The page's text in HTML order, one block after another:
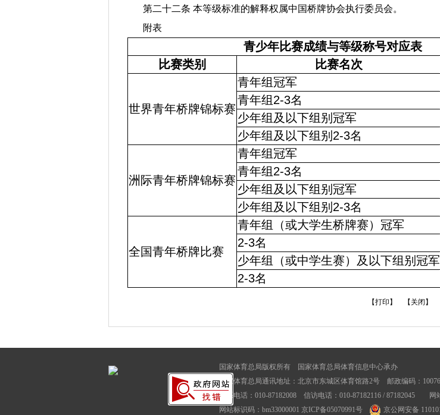
第二十二条 本等级标准的解释权属中国桥牌协会执行委员会。
附表
青少年比赛成绩与等级称号对应表
比赛类别
比赛名次
世界青年桥牌锦标赛
青年组冠军
青年组 2-3名
少年组及以下组别冠军
少年组及以下组别 2-3名
洲际青年桥牌锦标赛
青年组冠军
青年组 2-3名
少年组及以下组别冠军
少年组及以下组别 2-3名
全国青年桥牌比赛
青年组（或大学生桥牌赛）冠军
2-3名
少年组（或中学生赛）及以下组别冠军
2-3名
【打印】 【关闭】